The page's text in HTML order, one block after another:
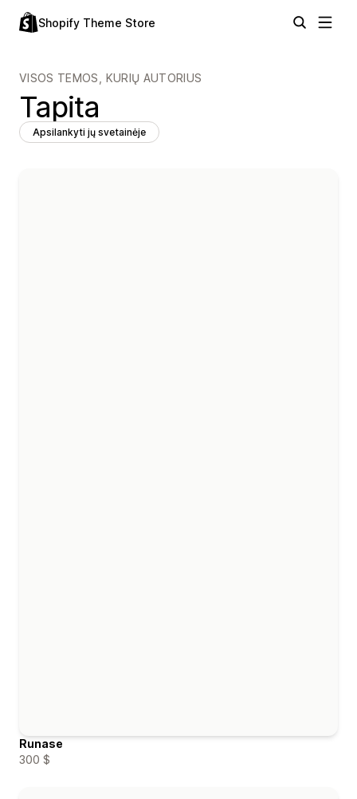
Shopify Theme Store
VISOS TEMOS, KURIŲ AUTORIUS
Tapita
Apsilankyti jų svetainėje
Runase
300 $